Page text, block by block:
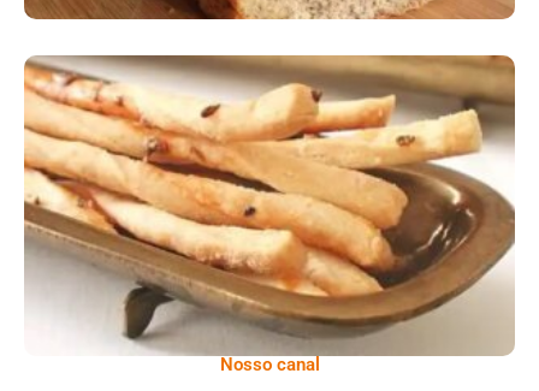
Comer Bem: Palitinhos De Cebola E Salsa
Nosso canal